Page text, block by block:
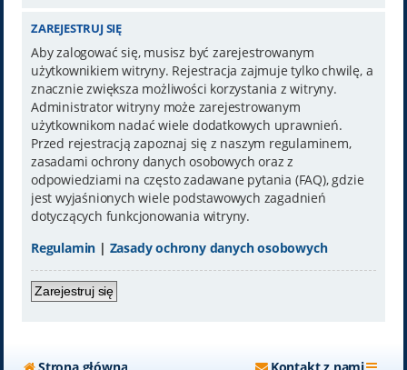
ZAREJESTRUJ SIĘ
Aby zalogować się, musisz być zarejestrowanym
użytkownikiem witryny. Rejestracja zajmuje tylko chwilę, a
znacznie zwiększa możliwości korzystania z witryny.
Administrator witryny może zarejestrowanym
użytkownikom nadać wiele dodatkowych uprawnień.
Przed rejestracją zapoznaj się z naszym regulaminem,
zasadami ochrony danych osobowych oraz z
odpowiedziami na często zadawane pytania (FAQ), gdzie
jest wyjaśnionych wiele podstawowych zagadnień
dotyczących funkcjonowania witryny.
Regulamin | Zasady ochrony danych osobowych
Zarejestruj się
Strona główna Kontakt z nami